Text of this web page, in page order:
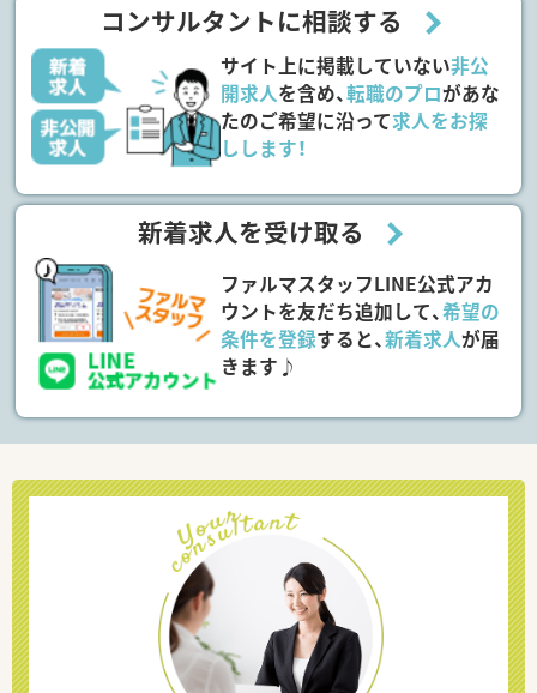
コンサルタントに相談する
サイト上に掲載していない非公
開求人を含め、転職のプロがあな
たのご希望に沿って求人をお探
しします！
新着求人を受け取る
ファルマスタッフLINE公式アカ
ウントを友だち追加して、希望の
条件を登録すると、新着求人が届
きます♪